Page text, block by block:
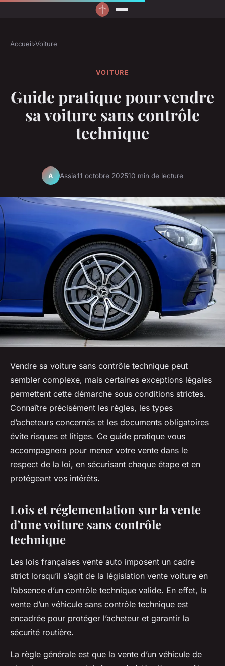
Accueil›Voiture
VOITURE
Guide pratique pour vendre
sa voiture sans contrôle
technique
A Assia11 octobre 202510 min de lecture
Vendre sa voiture sans contrôle technique peut
sembler complexe, mais certaines exceptions légales
permettent cette démarche sous conditions strictes.
Connaître précisément les règles, les types
d’acheteurs concernés et les documents obligatoires
évite risques et litiges. Ce guide pratique vous
accompagnera pour mener votre vente dans le
respect de la loi, en sécurisant chaque étape et en
protégeant vos intérêts.
Lois et réglementation sur la vente
d’une voiture sans contrôle
technique
Les lois françaises vente auto imposent un cadre
strict lorsqu’il s’agit de la législation vente voiture en
l’absence d’un contrôle technique valide. En effet, la
vente d’un véhicule sans contrôle technique est
encadrée pour protéger l’acheteur et garantir la
sécurité routière.
La règle générale est que la vente d’un véhicule de